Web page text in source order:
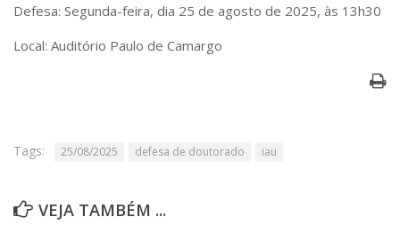
Bibliotecas
Apoio ao Estudante
Segurança, Trânsito e Prevenção
Assessorias e Mídias
Agenda de Eventos
Defesa de Teses
Defesa: Segunda-feira, dia 25 de agosto de 2025, às 13h30
Local: Auditório Paulo de Camargo
Tags: 25/08/2025 defesa de doutorado iau
VEJA TAMBÉM ...